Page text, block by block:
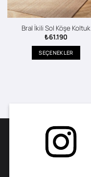
Bral İkili Sol Köşe Koltuk
₺61.190
SEÇENEKLER
Seçenekler
ürün
sayfasından
seçilebilir